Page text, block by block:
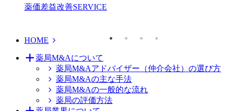
薬価差益改善SERVICE
HOME
薬局M&Aについて
薬局M&Aアドバイザー（仲介会社）の選び方
薬局M&Aの主な手法
薬局M&Aの一般的な流れ
薬局の評価方法